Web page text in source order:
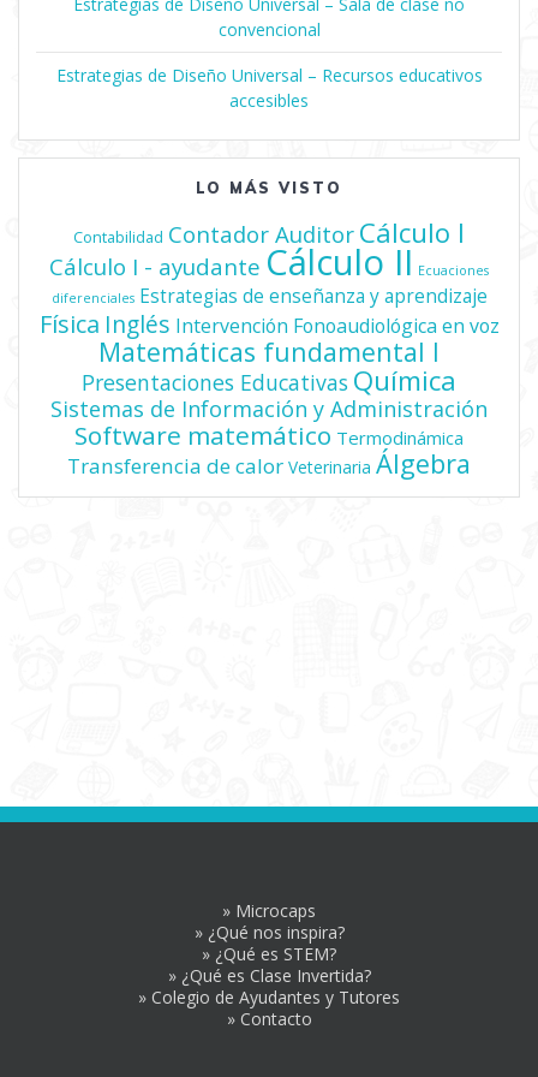
convencional
Estrategias de Diseño Universal – Recursos educativos
accesibles
LO MÁS VISTO
Contabilidad Contador Auditor Cálculo I
Cálculo I - ayudante Cálculo II Ecuaciones
diferenciales Estrategias de enseñanza y aprendizaje
Física Inglés Intervención Fonoaudiológica en voz
Matemáticas fundamental I
Presentaciones Educativas Química
Sistemas de Información y Administración
Software matemático Termodinámica
Transferencia de calor Veterinaria Álgebra
» Microcaps
» ¿Qué nos inspira?
» ¿Qué es STEM?
» ¿Qué es Clase Invertida?
» Colegio de Ayudantes y Tutores
» Contacto